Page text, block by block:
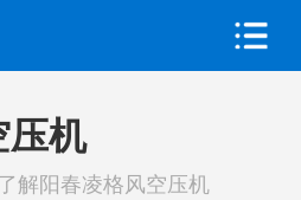
压机
解阳春凌格风空压机